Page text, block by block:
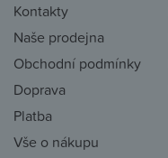
Kontakty
Naše prodejna
Obchodní podmínky
Doprava
Platba
Vše o nákupu